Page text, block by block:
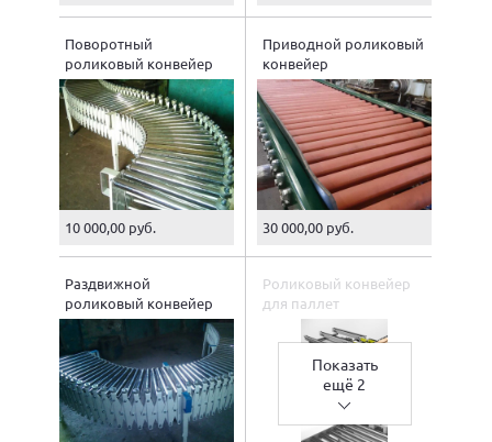
Поворотный
роликовый конвейер
10 000,00 руб.
Приводной роликовый
конвейер
30 000,00 руб.
Раздвижной
роликовый конвейер
Роликовый конвейер
для паллет
Показать
ещё 2